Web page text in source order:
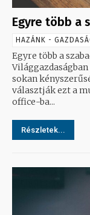
Egyre több a
HAZÁNK -
Egyre több a
sokan
választják ezt a
office-ba...
Részletek...